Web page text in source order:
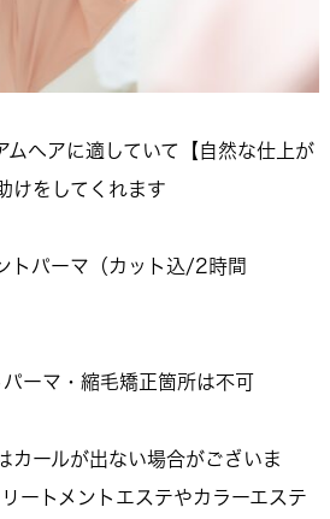
ムヘアに適していて【自然な仕上が
けをしてくれます
トパーマ（カット込/2時間
ーマ・縮毛矯正箇所は不可
カールが出ない場合がございま
ートメントエステやカラーエステ